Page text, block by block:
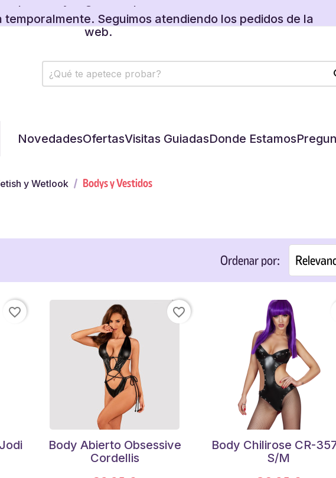
promos y regalos disponibles en tu carrito.
NovedadesOfertasVisitas GuiadasDonde Estamos
y Wetlook Bodys y Vestidos
Ordenar por:
favorite_border
Body Abierto Obsessive
Cordellis
favorite_border
Body Chilirose CR-
S/M